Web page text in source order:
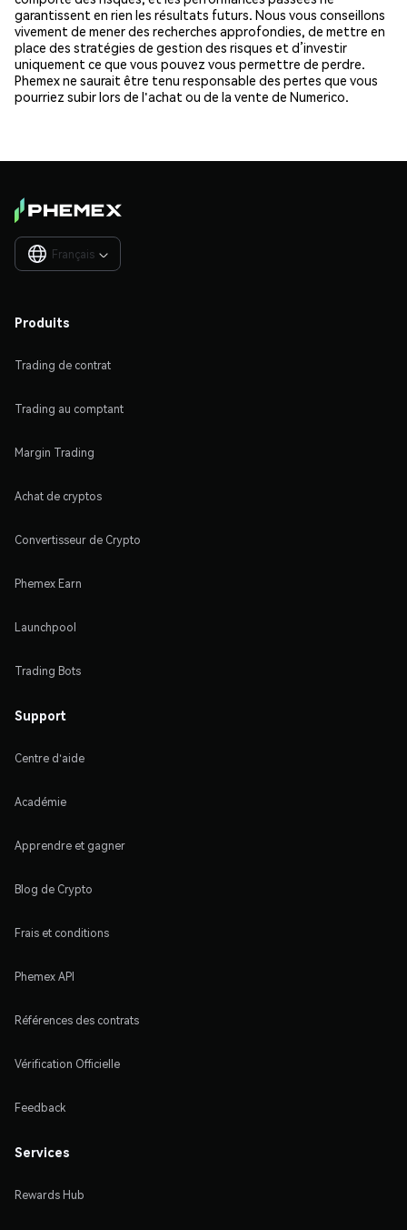
garantissent en rien les résultats futurs. Nous vous conseillons
vivement de mener des recherches approfondies, de mettre en
place des stratégies de gestion des risques et d’investir
uniquement ce que vous pouvez vous permettre de perdre.
Phemex ne saurait être tenu responsable des pertes que vous
pourriez subir lors de l'achat ou de la vente de Numerico.
Français 
Produits
Trading de contrat
Trading au comptant
Margin Trading
Achat de cryptos
Convertisseur de Crypto
Phemex Earn
Launchpool
Trading Bots
Support
Centre d'aide
Académie
Apprendre et gagner
Blog de Crypto
Frais et conditions
Phemex API
Références des contrats
Vérification Officielle
Feedback
Services
Rewards Hub